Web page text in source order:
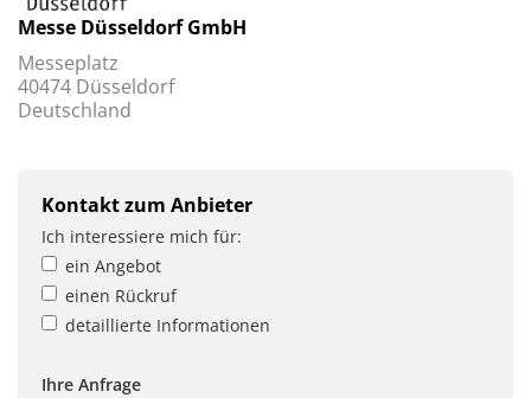
Messe Düsseldorf GmbH
Messeplatz
40474 Düsseldorf
Deutschland
Kontakt zum Anbieter
Ich interessiere mich für:
ein Angebot
einen Rückruf
detaillierte Informationen
Ihre Anfrage